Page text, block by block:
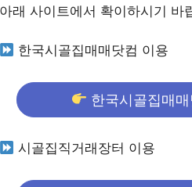
아래 사이트에서 확이하시기 바
한국시골집매매닷컴 이용
한국시골집매
시골집직거래장터 이용